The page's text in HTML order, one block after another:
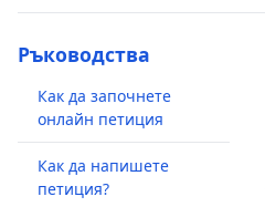
Ръководства
Как да започнете
онлайн петиция
Как да напишете
петиция?